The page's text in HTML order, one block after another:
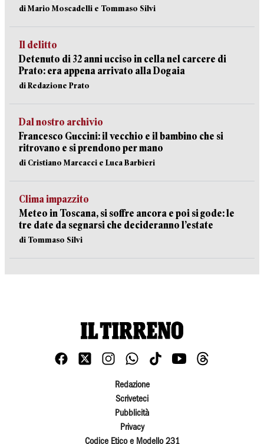
di Mario Moscadelli e Tommaso Silvi
Il delitto
Detenuto di 32 anni ucciso in cella nel carcere di
Prato: era appena arrivato alla Dogaia
di Redazione Prato
Dal nostro archivio
Francesco Guccini: il vecchio e il bambino che si
ritrovano e si prendono per mano
di Cristiano Marcacci e Luca Barbieri
Clima impazzito
Meteo in Toscana, si soffre ancora e poi si gode: le
tre date da segnarsi che decideranno l’estate
di Tommaso Silvi
Redazione
Scriveteci
Pubblicità
Privacy
Codice Etico e Modello 231